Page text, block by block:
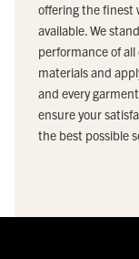
offering the finest
available. We
performance of
materials and
and every
ensure your
the best possible